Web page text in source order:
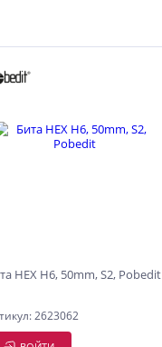
HEX H6, 50mm, S2, Pobedit
2623062